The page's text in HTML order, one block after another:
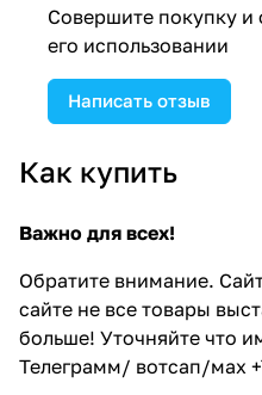
Совершите покупку и
его использовании
Написать отзыв
Как купить
Важно для всех!
Обратите внимание.
сайте не все товары
больше! Уточняйте что
Телеграмм/ вотсап/мах